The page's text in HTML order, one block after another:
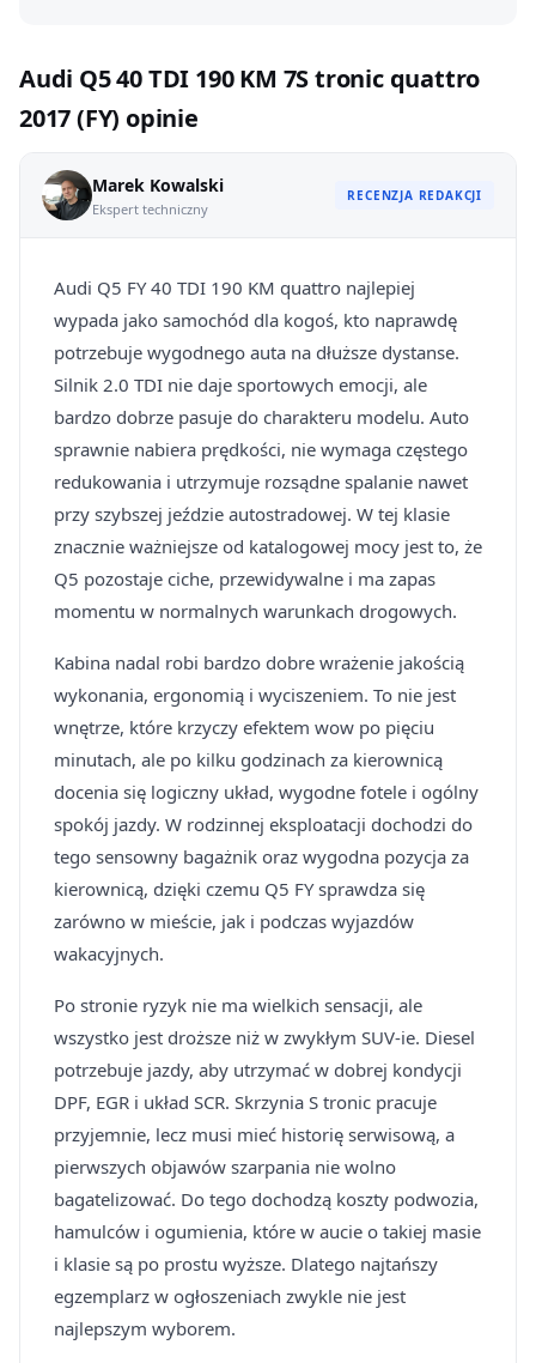
Audi Q5 40 TDI 190 KM 7S tronic quattro
2017 (FY) opinie
Marek Kowalski
Ekspert techniczny
RECENZJA REDAKCJI
Audi Q5 FY 40 TDI 190 KM quattro najlepiej
wypada jako samochód dla kogoś, kto naprawdę
potrzebuje wygodnego auta na dłuższe dystanse.
Silnik 2.0 TDI nie daje sportowych emocji, ale
bardzo dobrze pasuje do charakteru modelu. Auto
sprawnie nabiera prędkości, nie wymaga częstego
redukowania i utrzymuje rozsądne spalanie nawet
przy szybszej jeździe autostradowej. W tej klasie
znacznie ważniejsze od katalogowej mocy jest to, że
Q5 pozostaje ciche, przewidywalne i ma zapas
momentu w normalnych warunkach drogowych.
Kabina nadal robi bardzo dobre wrażenie jakością
wykonania, ergonomią i wyciszeniem. To nie jest
wnętrze, które krzyczy efektem wow po pięciu
minutach, ale po kilku godzinach za kierownicą
docenia się logiczny układ, wygodne fotele i ogólny
spokój jazdy. W rodzinnej eksploatacji dochodzi do
tego sensowny bagażnik oraz wygodna pozycja za
kierownicą, dzięki czemu Q5 FY sprawdza się
zarówno w mieście, jak i podczas wyjazdów
wakacyjnych.
Po stronie ryzyk nie ma wielkich sensacji, ale
wszystko jest droższe niż w zwykłym SUV-ie. Diesel
potrzebuje jazdy, aby utrzymać w dobrej kondycji
DPF, EGR i układ SCR. Skrzynia S tronic pracuje
przyjemnie, lecz musi mieć historię serwisową, a
pierwszych objawów szarpania nie wolno
bagatelizować. Do tego dochodzą koszty podwozia,
hamulców i ogumienia, które w aucie o takiej masie
i klasie są po prostu wyższe. Dlatego najtańszy
egzemplarz w ogłoszeniach zwykle nie jest
najlepszym wyborem.